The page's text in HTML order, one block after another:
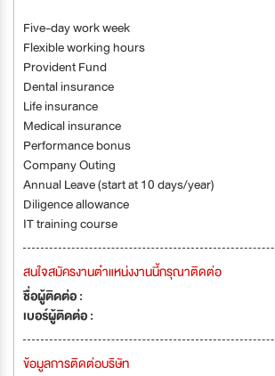
Five-day work week
Flexible working hours
Provident Fund
Dental insurance
Life insurance
Medical insurance
Performance bonus
Company Outing
Annual Leave (start at 10 days/year)
Diligence allowance
IT training course
สนใจสมัครงานตำแหน่งงานนี้กรุณาติดต่อ
ชื่อผู้ติดต่อ :
เบอร์ผู้ติดต่อ :
ข้อมูลการติดต่อบริษัท